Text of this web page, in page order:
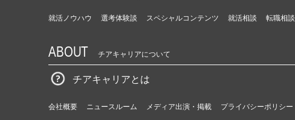
就活ノウハウ 選考体験談 スペシャルコンテンツ 就活相談 転職相談
ABOUT チアキャリアについて
チアキャリアとは
会社概要 ニュースルーム メディア出演・掲載 プライバシーポリシー